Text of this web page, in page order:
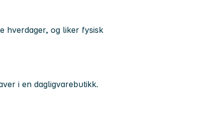
hverdager, og liker fysisk
i en dagligvarebutikk.